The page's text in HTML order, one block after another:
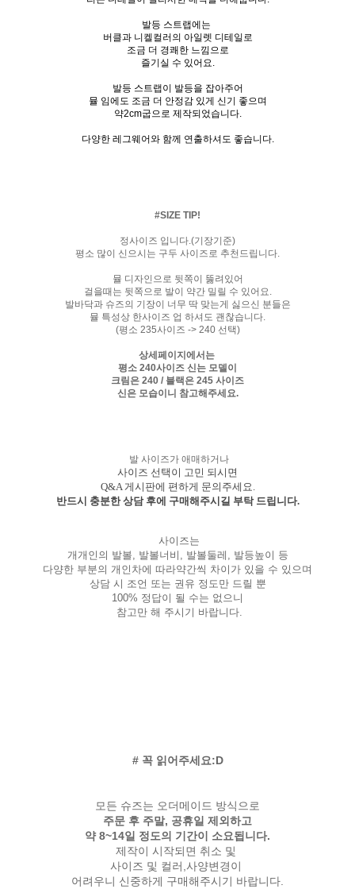
발등 스트랩에는
버클과 니켈컬러의 아일렛 디테일로
조금 더 경쾌한 느낌으로
즐기실 수 있어요.
발등 스트랩이 발등을 잡아주어
뮬 임에도 조금 더 안정감 있게 신기 좋으며
약2cm굽으로 제작되었습니다.
다양한 레그웨어와 함께 연출하셔도 좋습니다.
#SIZE TIP!
정사이즈 입니다.(기장기준)
평소 많이 신으시는 구두 사이즈로 추천드립니다.
뮬 디자인으로 뒷쪽이 뚫려있어
걸을때는 뒷쪽으로 발이 약간 밀릴 수 있어요.
발바닥과 슈즈의 기장이 너무 딱 맞는게 싫으신 분들은
뮬 특성상 한사이즈 업 하셔도 괜찮습니다.
(평소 235사이즈 -> 240 선택)
상세페이지에서는
평소 240사이즈 신는 모델이
크림은 240 / 블랙은 245 사이즈
신은 모습이니 참고해주세요.
발 사이즈가 애매하거나
사이즈 선택이 고민 되시면
Q&A 게시판에 편하게 문의주세요.
반드시 충분한 상담 후에 구매해주시길 부탁 드립니다.
사이즈는
개개인의 발볼, 발볼너비, 발볼둘레, 발등높이 등
다양한 부분의 개인차에 따라약간씩 차이가 있을 수 있으며
상담 시 조언 또는 권유 정도만 드릴 뿐
100% 정답이 될 수는 없으니
참고만 해 주시기 바랍니다.
# 꼭 읽어주세요:D
모든 슈즈는 오더메이드 방식으로
주문 후 주말, 공휴일 제외하고
약 8~14일 정도의 기간이 소요됩니다.
제작이 시작되면 취소 및
사이즈 및 컬러,사양변경이
어려우니 신중하게 구매해주시기 바랍니다.